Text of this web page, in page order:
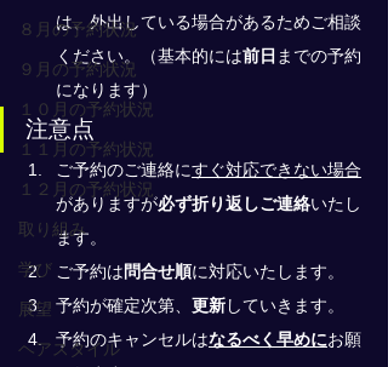
８月の予約状況
９月の予約状況
１０月の予約状況
１１月の予約状況
１２月の予約状況
取り組み
学び
展望
ヘアスタイル
は、外出している場合があるためご相談
ください。（基本的には前日 までの予約
になります）
注意点
ご予約のご連絡にすぐ対応できない場合
がありますが必ず折り返しご連絡いたし
ます。
ご予約は問合せ順に対応いたします。
予約が確定次第、 更新していきます。
予約のキャンセルはなるべく早めにお願